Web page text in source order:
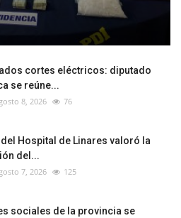
cortes eléctricos: diputado
se reúne...
8, 2026 76
Hospital de Linares valoró la
del...
7, 2026 125
sociales de la provincia se